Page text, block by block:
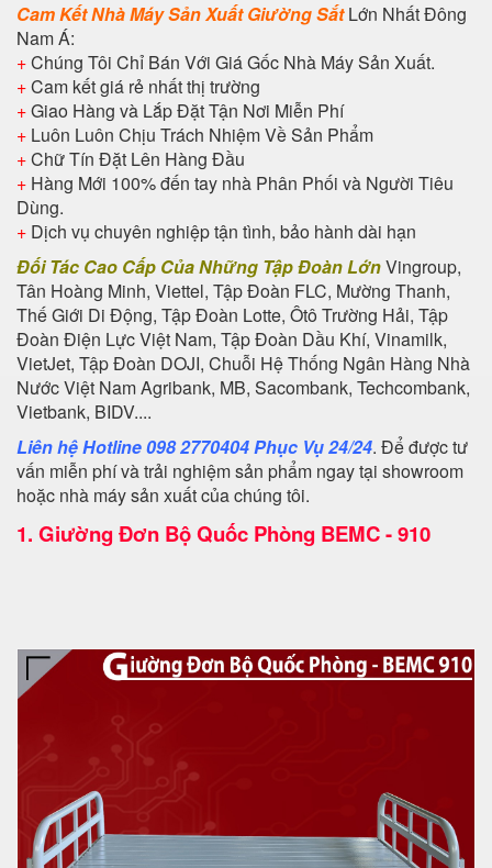
Cam Kết Nhà Máy Sản Xuất Giường SắtLớn Nhất Đông
Nam Á:
+Chúng Tôi Chỉ Bán Với Giá Gốc Nhà Máy Sản Xuất.
+Cam kết giá rẻ nhất thị trường
+Giao Hàng và Lắp Đặt Tận Nơi Miễn Phí
+ Luôn Luôn Chịu Trách Nhiệm Về Sản Phẩm
+Chữ Tín Đặt Lên Hàng Đầu
+ Hàng Mới 100% đến tay nhà Phân Phối và Người Tiêu
Dùng.
+ Dịch vụ chuyên nghiệp tận tình, bảo hành dài hạn
Đối Tác Cao Cấp Của Những Tập Đoàn LớnVingroup,
Tân Hoàng Minh, Viettel, Tập Đoàn FLC, Mường Thanh,
Thế Giới Di Động, Tập Đoàn Lotte, Ôtô Trường Hải, Tập
Đoàn Điện Lực Việt Nam, Tập Đoàn Dầu Khí, Vinamilk,
VietJet, Tập Đoàn DOJI, Chuỗi Hệ Thống Ngân Hàng Nhà
Nước Việt Nam Agribank, MB, Sacombank, Techcombank,
Vietbank, BIDV....
Liên hệ Hotline 098 2770404 Phục Vụ 24/24. Để được tư
vấn miễn phí và trải nghiệm sản phẩm ngay tại showroom
hoặc nhà máy sản xuất của chúng tôi.
1. Giường Đơn Bộ Quốc Phòng BEMC - 910